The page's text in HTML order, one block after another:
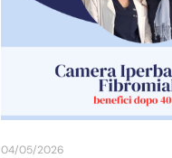
04/05/2026